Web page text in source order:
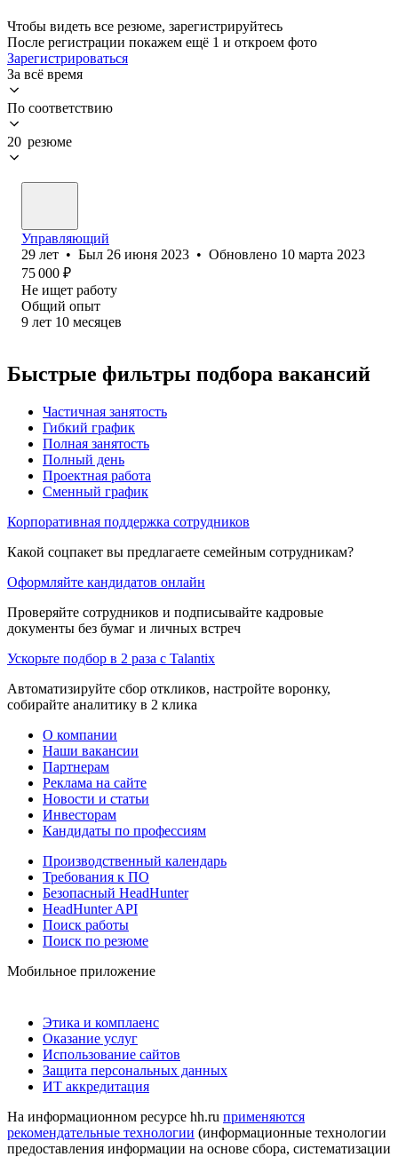
Чтобы видеть все резюме, зарегистрируйтесь
После регистрации покажем ещё 1 и откроем фото
Зарегистрироваться
За всё время
По соответствию
20 резюме
Управляющий
29 лет • Был 26 июня 2023 • Обновлено 10 марта 2023
75 000 ₽
Не ищет работу
Общий опыт
9 лет 10 месяцев
Быстрые фильтры подбора вакансий
Частичная занятость
Гибкий график
Полная занятость
Полный день
Проектная работа
Сменный график
Корпоративная поддержка сотрудников
Какой соцпакет вы предлагаете семейным сотрудникам?
Оформляйте кандидатов онлайн
Проверяйте сотрудников и подписывайте кадровые
документы без бумаг и личных встреч
Ускорьте подбор в 2 раза с Talantix
Автоматизируйте сбор откликов, настройте воронку,
собирайте аналитику в 2 клика
О компании
Наши вакансии
Партнерам
Реклама на сайте
Новости и статьи
Инвесторам
Кандидаты по профессиям
Производственный календарь
Требования к ПО
Безопасный HeadHunter
HeadHunter API
Поиск работы
Поиск по резюме
Мобильное приложение
Этика и комплаенс
Оказание услуг
Использование сайтов
Защита персональных данных
ИТ аккредитация
На информационном ресурсе hh.ru применяются
рекомендательные технологии (информационные технологии
предоставления информации на основе сбора, систематизации